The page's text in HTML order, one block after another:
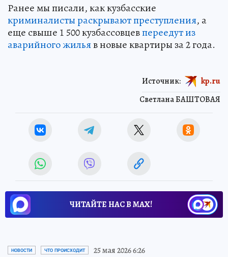
Ранее мы писали, как кузбасские
криминалисты раскрывают преступления, а
еще свыше 1 500 кузбассовцевпереедут из
аварийного жильяв новые квартиры за 2 года.
Светлана БАШТОВАЯ
Источник: kp.ru
ЧИТАЙТЕ НАС В МАХ!
НОВОСТИ ЧТО ПРОИСХОДИТ 25 мая 2026 6:26